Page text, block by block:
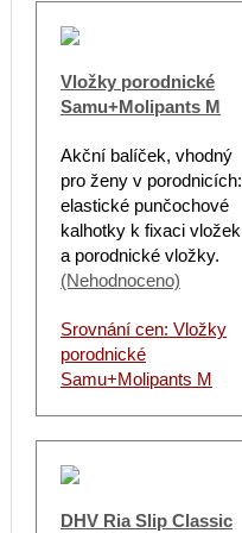
Vložky porodnické
Samu+Molipants M
Akční balíček, vhodný
pro ženy v porodnicích:
elastické punčochové
kalhotky k fixaci vložek
a porodnické vložky.
(Nehodnoceno)
Srovnání cen: Vložky
porodnické
Samu+Molipants M
DHV Ria Slip Classic